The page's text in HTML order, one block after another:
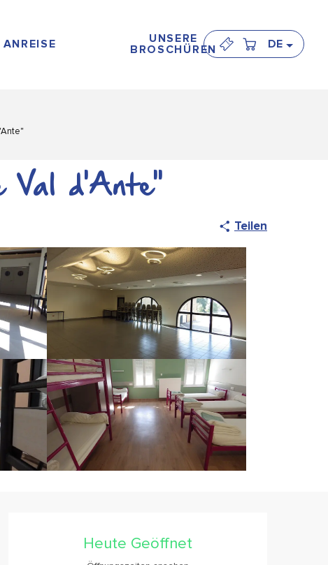
ANREISE
UNSERE
BROSCHÜREN
DE
Val d'Ante"
Teilen
Heute Geöffnet